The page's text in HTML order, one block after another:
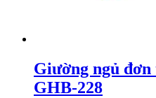
Giường ngủ
GHB-228